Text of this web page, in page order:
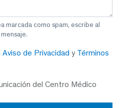
marcada como spam, escribe al
Aviso de Privacidad y Términos
del Centro Médico